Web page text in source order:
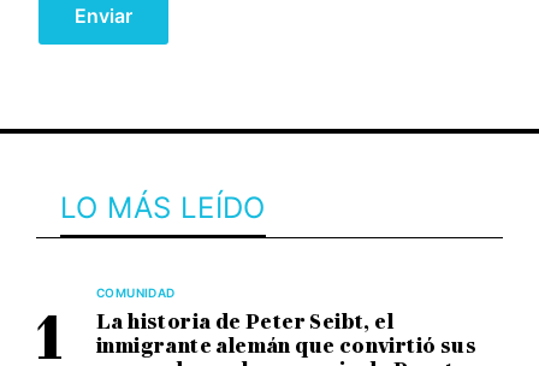
LO MÁS LEÍDO
COMUNIDAD
La historia de Peter Seibt, el
inmigrante alemán que convirtió sus